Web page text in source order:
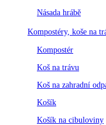
Násada hrábě
Kompostéry, koše na
Kompostér
Koš na trávu
Koš na zahradní
Košík
Košík na cibuloviny